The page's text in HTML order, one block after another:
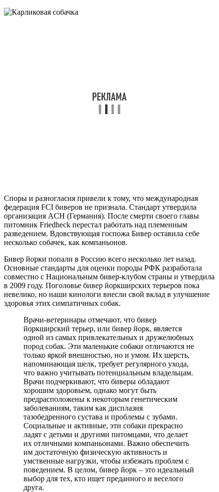
Споры и разногласия привели к тому, что международная
федерация FCI биверов не признала. Стандарт утвердила
организация ACH (Германия). После смерти своего главы
питомник Friedheck перестал работать над племенным
разведением. Вдовствующая госпожа Бивер оставила себе
несколько собачек, как компаньонов.
Бивер йорки попали в Россию всего несколько лет назад.
Основные стандарты для оценки породы РФК разработала
совместно с Национальным бивер-клубом страны и утвердила
в 2009 году. Поголовье бивер йоркширских терьеров пока
невелико, но наши кинологи внесли свой вклад в улучшение
здоровья этих симпатичных собак.
Врачи-ветеринары отмечают, что бивер
йоркширский терьер, или бивер йорк, является
одной из самых привлекательных и дружелюбных
пород собак. Эти маленькие собаки отличаются не
только яркой внешностью, но и умом. Их шерсть,
напоминающая шелк, требует регулярного ухода,
что важно учитывать потенциальным владельцам.
Врачи подчеркивают, что биверы обладают
хорошим здоровьем, однако могут быть
предрасположены к некоторым генетическим
заболеваниям, таким как дисплазия
тазобедренного сустава и проблемы с зубами.
Социальные и активные, эти собаки прекрасно
ладят с детьми и другими питомцами, что делает
их отличными компаньонами. Важно обеспечить
им достаточную физическую активность и
умственные нагрузки, чтобы избежать проблем с
поведением. В целом, бивер йорк – это идеальный
выбор для тех, кто ищет преданного и веселого
друга.